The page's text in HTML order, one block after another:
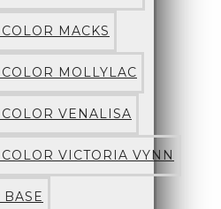
MACKS
MOLLYLAC
VENALISA
VICTORIA VYNN